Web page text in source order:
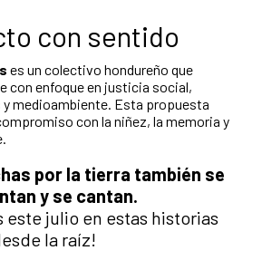
con sentido
es un colectivo hondureño que
con enfoque en justicia social,
medioambiente. Esta propuesta
con la niñez, la memoria y
por la tierra también se
y se cantan.
este julio en estas historias
la raíz!